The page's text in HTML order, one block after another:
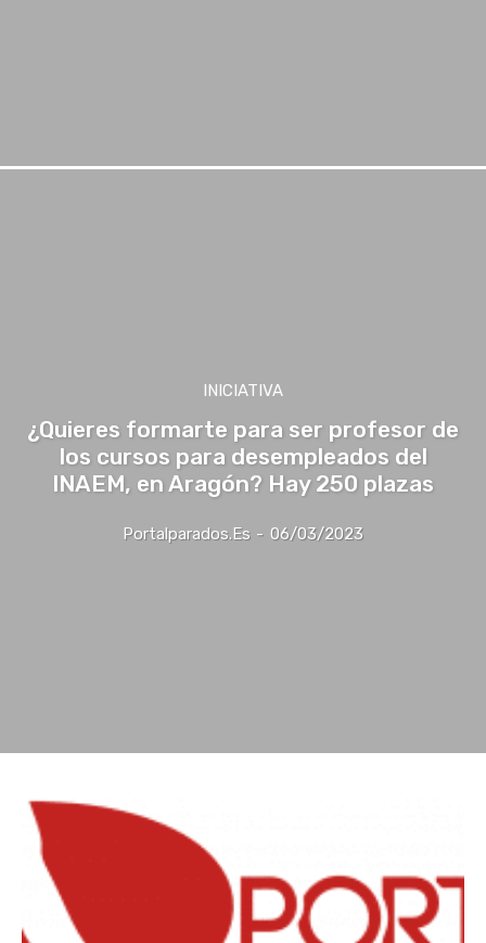
INICIATIVA
¿Quieres formarte para ser profesor de
los cursos para desempleados del
INAEM, en Aragón? Hay 250 plazas
Portalparados.es - 06/03/2023